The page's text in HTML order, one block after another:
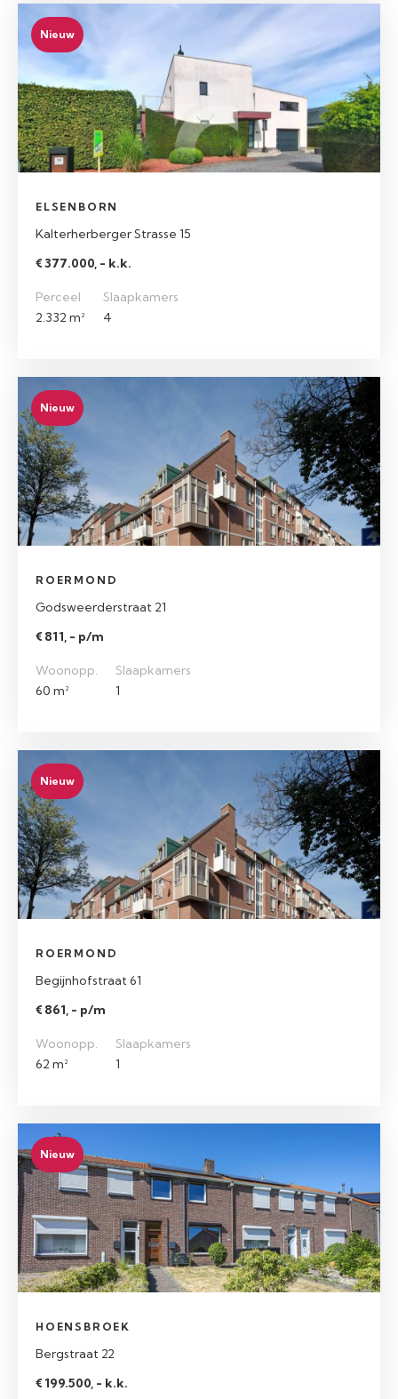
Nieuw
ELSENBORN
Kalterherberger Strasse 15
€ 377.000, - k.k.
Perceel
2.332 m²
Slaapkamers
4
Nieuw
ROERMOND
Godsweerderstraat 21
€ 811, - p/m
Woonopp.
60 m²
Slaapkamers
1
Nieuw
ROERMOND
Begijnhofstraat 61
€ 861, - p/m
Woonopp.
62 m²
Slaapkamers
1
Nieuw
HOENSBROEK
Bergstraat 22
€ 199.500, - k.k.